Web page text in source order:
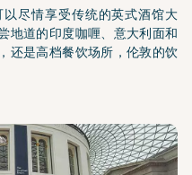
尽情享受传统的英式酒馆大
地道的印度咖喱、意大利面和
还是高档餐饮场所，伦敦的饮